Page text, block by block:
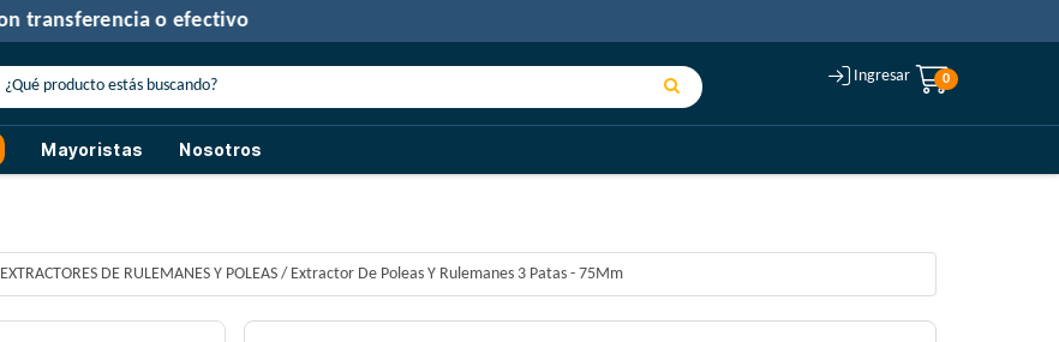
Ingresar 0
Mayoristas Nosotros
30% de descuentocon transferencia o efectivo
EXTRACTORES DE RULEMANES Y POLEAS / Extractor De Poleas Y Rulemanes 3 Patas - 75Mm